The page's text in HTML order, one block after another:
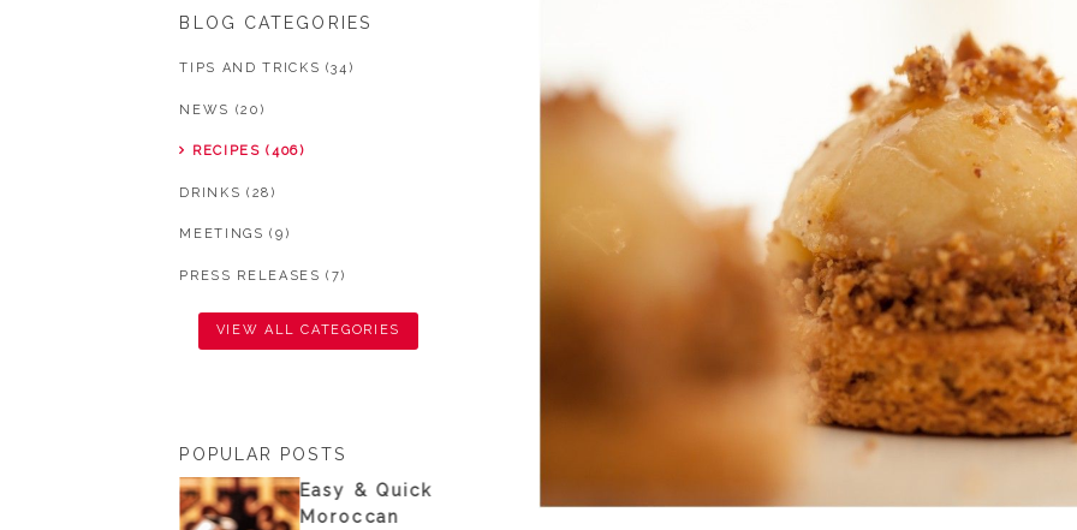
BLOG CATEGORIES
TIPS AND TRICKS (34)
NEWS (20)
RECIPES (406)
DRINKS (28)
MEETINGS (9)
PRESS RELEASES (7)
VIEW ALL CATEGORIES
POPULAR POSTS
Easy & Quick
Moroccan